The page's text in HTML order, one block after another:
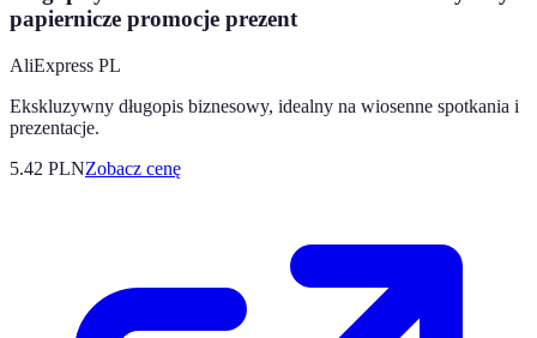
papiernicze promocje prezent
AliExpress PL
Ekskluzywny długopis biznesowy, idealny na wiosenne spotkania i
prezentacje.
5.42 PLNZobacz cenę